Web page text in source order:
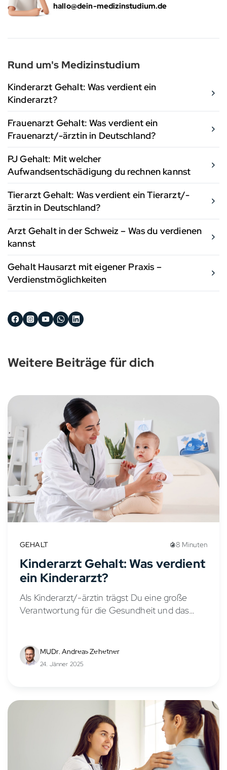
hallo@dein-medizinstudium.de
Rund um's Medizinstudium
Kinderarzt Gehalt: Was verdient ein
Kinderarzt?
Frauenarzt Gehalt: Was verdient ein
Frauenarzt/-ärztin in Deutschland?
PJ Gehalt: Mit welcher
Aufwandsentschädigung du rechnen kannst
Tierarzt Gehalt: Was verdient ein Tierarzt/-
ärztin in Deutschland?
Arzt Gehalt in der Schweiz – Was du verdienen
kannst
Gehalt Hausarzt mit eigener Praxis –
Verdienstmöglichkeiten
Weitere Beiträge für dich
GEHALT 8 Minuten
Kinderarzt Gehalt: Was verdient
ein Kinderarzt?
Als Kinderarzt/-ärztin trägst Du eine große
Verantwortung für die Gesundheit und das
Kinder- und Jugendmedizin aus?...
MUDr. Andreas Zehetner
24. Jänner 2025